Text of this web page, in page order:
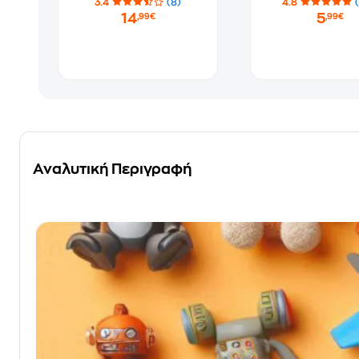
3.4 (8)
14,99€
4.8
5,99€
Αναλυτική Περιγραφή